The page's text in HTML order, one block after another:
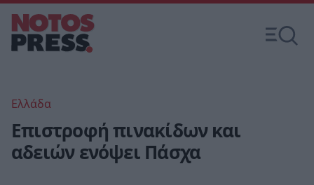
Ελλάδα
Επιστροφή πινακίδων και
αδειών ενόψει Πάσχα